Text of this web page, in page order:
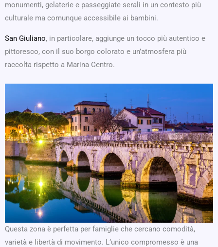
monumenti, gelaterie e passeggiate serali in un contesto più
culturale ma comunque accessibile ai bambini.
San Giuliano, in particolare, aggiunge un tocco più autentico e
pittoresco, con il suo borgo colorato e un’atmosfera più
raccolta rispetto a Marina Centro.
Questa zona è perfetta per famiglie che cercano comodità,
varietà e libertà di movimento. L’unico compromesso è una